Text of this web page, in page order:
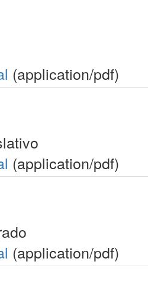
(application/pdf)
(application/pdf)
(application/pdf)